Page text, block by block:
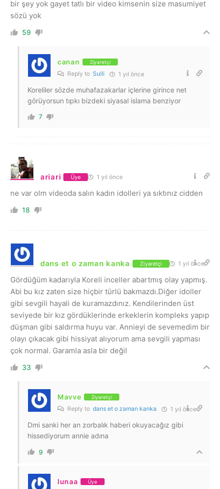
bir şey yok gayet tatlı bir video kimsenin size masumiyet
sözü yok
59
canan Ziyaretçi
Reply to Sulli 1 yıl önce
Koreliler sözde muhafazakarlar içlerine girince net
görüyorsun tıpkı bizdeki siyasal islama benziyor
7
ariari Üye 1 yıl önce
ne var olm videoda salın kadın idolleri ya sıktınız cidden
18
dans et o zaman kanka Ziyaretçi 1 yıl önce
Gördüğüm kadarıyla Koreli inceller abartmış olay yapmış.
Abi bu kız zaten size hiçbir türlü bakmazdı.Diğer idoller
gibi sevgili hayali de kuramazdınız. Kendilerinden üst
seviyede bir kız gördüklerinde erkeklerin kompleks yapıp
düşman gibi saldırma huyu var. Annieyi de sevemedim bir
olayı çıkacak gibi hissiyat alıyorum ama sevgili yapması
çok normal. Garamla asla bir değil
33
Mavve Ziyaretçi
Reply to dans et o zaman kanka 1 yıl önce
Dmi sanki her an zorbalık haberi okuyacağız gibi
hissediyorum annie adına
9
lunaa Üye